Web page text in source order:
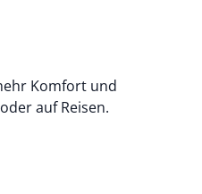
Komfort und
auf Reisen.